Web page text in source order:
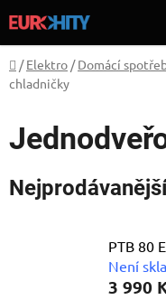
na
obsah
Domů
/ Elektro / Domácí
chladničky
PTB 80
Není
3 990